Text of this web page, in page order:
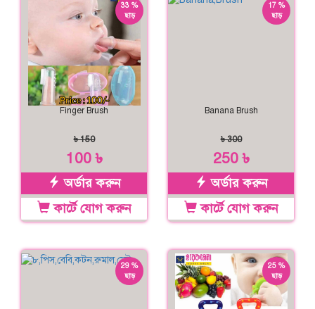
33 %
ছাড়
Finger Brush
৳ 150
100 ৳
অর্ডার করুন
কার্টে যোগ করুন
17 %
ছাড়
Banana Brush
৳ 300
250 ৳
অর্ডার করুন
কার্টে যোগ করুন
29 %
ছাড়
25 %
ছাড়